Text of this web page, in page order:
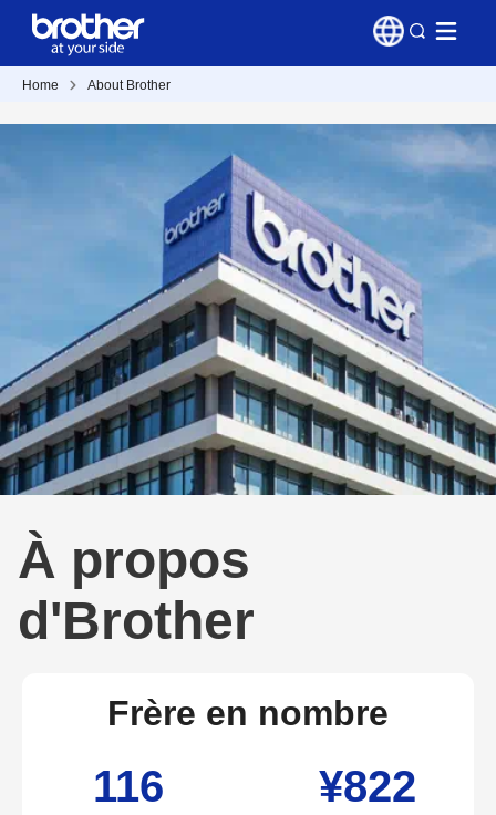
Home About Brother
À propos
d'Brother
Frère en nombre
116 ¥822